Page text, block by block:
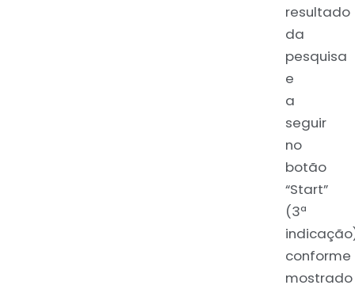
resultado
da
pesquisa
e
a
seguir
no
botão
“Start”
(3ª
conforme
mostrado